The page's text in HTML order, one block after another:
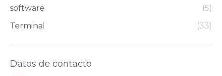
software
(5)
Terminal
(33)
Datos de contacto